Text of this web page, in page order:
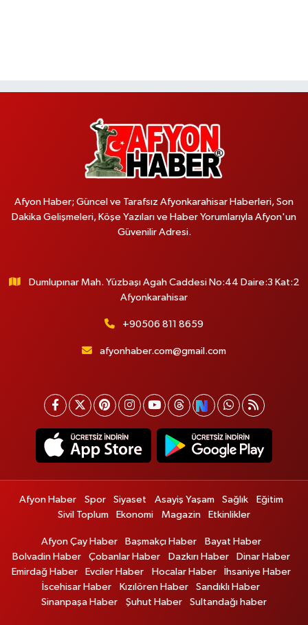
Afyon Haber; Güncel ve Tarafsız Afyonkarahisar Haberleri, Son
Dakika Gelişmeleri, Köşe Yazıları ve Haber Yorumlarıyla Afyon'un
Güvenilir Adresi.
Dumlupınar Mah. Yüzbaşı Agah Caddesi No:44 Daire:3 Kat:2
Afyonkarahisar
+90506 811 8659
afyonhaber.com@gmail.com
Afyon Haber Spor Siyaset Asayiş Yaşam Sağlık
Eğitim
Sivil Toplum
Ekonomi Magazin Etkinlikler
Afyon Çay Haber Başmakçı Haber
Bayat Haber
Bolvadin Haber
Çobanlar Haber Dazkırı Haber
Dinar Haber
Emirdağ Haber
Evciler Haber Hocalar Haber
İhsaniye Haber
İscehisar Haber
Kızılören Haber
Sandıklı Haber
Sinanpaşa Haber
Şuhut Haber Sultandağı haber